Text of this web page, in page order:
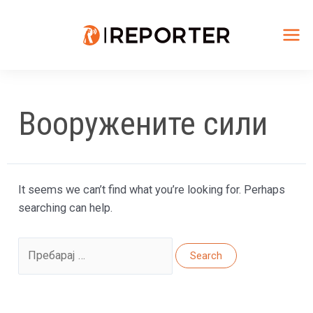
Вооружените сили
It seems we can’t find what you’re looking for. Perhaps
searching can help.